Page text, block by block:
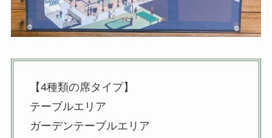
【4種類の席タイプ】
テーブルエリア
ガーデンテーブルエリア